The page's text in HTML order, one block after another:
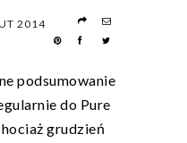
2014
podsumowanie
do Pure
grudzień